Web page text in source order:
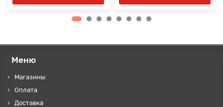
Меню
Магазины
Оплата
Доставка